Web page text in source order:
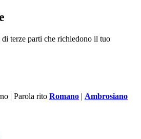
terze parti che richiedono il tuo
| Parola rito Romano | Ambrosiano